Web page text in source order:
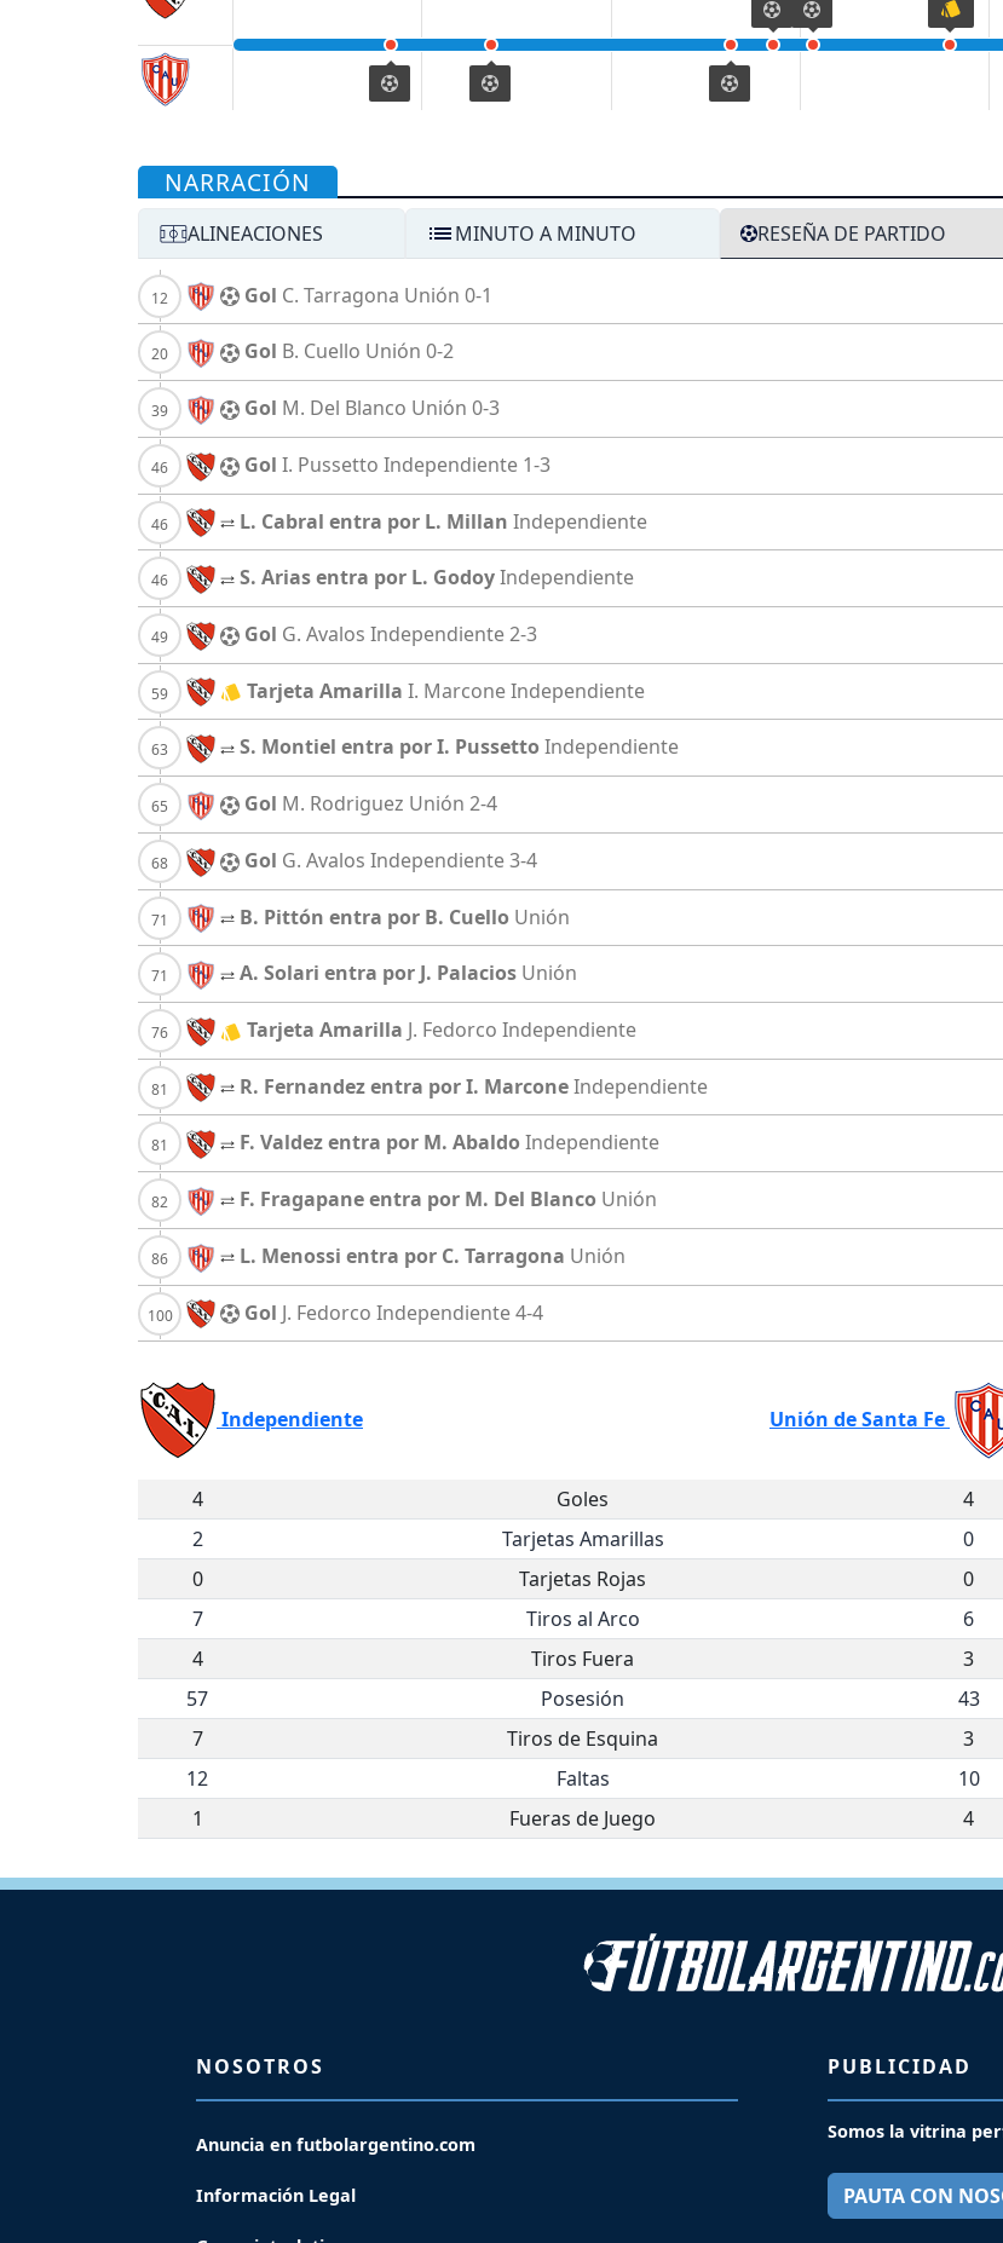
NARRACIÓN
ALINEACIONES MINUTO A MINUTO RESEÑA DE PARTIDO
Gol C. Tarragona Unión 0-1
Gol B. Cuello Unión 0-2
Gol M. Del Blanco Unión 0-3
Gol I. Pussetto Independiente 1-3
L. Cabral entra por L. Millan Independiente
S. Arias entra por L. GodoyIndependiente
Gol G. Avalos Independiente2-3
Tarjeta Amarilla I. MarconeIndependiente
S. Montiel entra por I. Pussetto Independiente
Gol M. Rodriguez Unión 2-4
Gol G. Avalos Independiente3-4
B. Pittón entra por B. Cuello Unión
A. Solari entra por J. Palacios Unión
Tarjeta Amarilla J. Fedorco Independiente
R. Fernandez entra por I. MarconeIndependiente
F. Valdez entra por M. Abaldo Independiente
F. Fragapane entra por M. Del Blanco Unión
L. Menossi entra por C. Tarragona Unión
Gol J. Fedorco Independiente4-4
Independiente Unión de Santa Fe
4 Goles
4
2
Tarjetas Amarillas
0
0
Tarjetas Rojas
0
7
Tiros al Arco
6
4
Tiros Fuera
3
57
Posesión
43
7
Tiros de Esquina
3
12
Faltas
10
1
Fueras de Juego 4
NOSOTROS
Anuncia en futbolargentino.com
Información Legal
PUBLICIDAD
Somos la vitrina
PAUTA CON